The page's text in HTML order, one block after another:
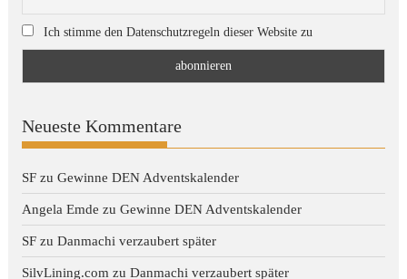
Ich stimme den Datenschutzregeln dieser Website zu
Neueste Kommentare
SF zuGewinne DEN Adventskalender
Angela Emde zuGewinne DEN Adventskalender
SF zuDanmachi verzaubert später
SilvLining.com zuDanmachi verzaubert später